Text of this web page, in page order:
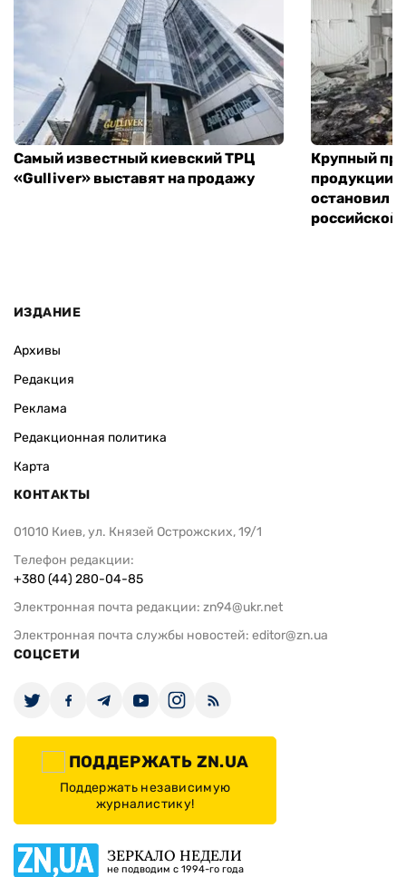
Самый известный киевский ТРЦ
«Gulliver» выставят на продажу
Крупный
продукции
остановил
российской
ИЗДАНИЕ
Архивы
Редакция
Реклама
Редакционная политика
Карта
КОНТАКТЫ
01010 Киев, ул. Князей Острожских, 19/1
Телефон редакции:
+380 (44) 280-04-85
Электронная почта редакции: zn94@ukr.net
Электронная почта службы новостей: editor@zn.ua
СОЦСЕТИ
ПОДДЕРЖАТЬ ZN.UA
Поддержать независимую
журналистику!
ЗЕРКАЛО НЕДЕЛИ
не подводим с 1994-го года